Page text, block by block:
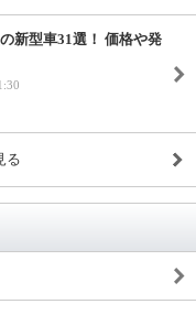
新型車31選！ 価格や発
る